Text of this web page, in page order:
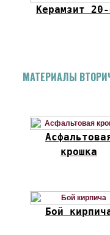
Керамзит
МАТЕРИАЛЫ
крошка
Бой